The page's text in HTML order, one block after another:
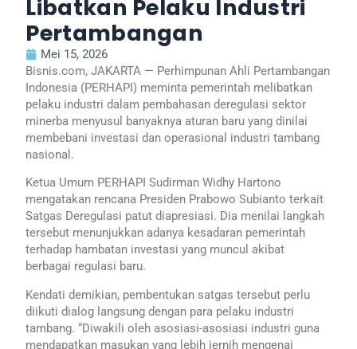
Libatkan Pelaku Industri
Pertambangan
Mei 15, 2026
Bisnis.com, JAKARTA — Perhimpunan Ahli Pertambangan
Indonesia (PERHAPI) meminta pemerintah melibatkan
pelaku industri dalam pembahasan deregulasi sektor
minerba menyusul banyaknya aturan baru yang dinilai
membebani investasi dan operasional industri tambang
nasional.
Ketua Umum PERHAPI Sudirman Widhy Hartono
mengatakan rencana Presiden Prabowo Subianto terkait
Satgas Deregulasi patut diapresiasi. Dia menilai langkah
tersebut menunjukkan adanya kesadaran pemerintah
terhadap hambatan investasi yang muncul akibat
berbagai regulasi baru.
Kendati demikian, pembentukan satgas tersebut perlu
diikuti dialog langsung dengan para pelaku industri
tambang. “Diwakili oleh asosiasi-asosiasi industri guna
mendapatkan masukan yang lebih jernih mengenai